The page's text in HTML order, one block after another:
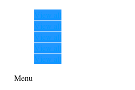
View all
View all
View all
View all
View all
Menu